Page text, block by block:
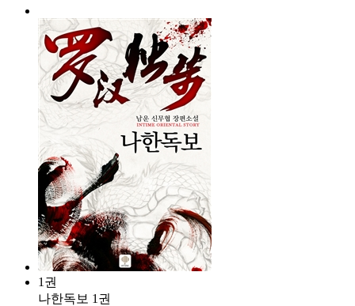
1권
나한독보 1권